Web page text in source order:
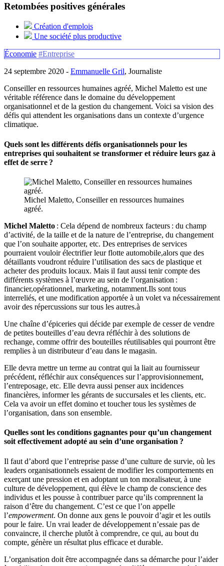
Retombées positives générales
Création d'emplois
Une société plus productive
Économie #Entreprise
24 septembre 2020 - Emmanuelle Gril, Journaliste
Conseiller en ressources humaines agréé, Michel Maletto est une
véritable référence dans le domaine du développement
organisationnel et de la gestion du changement. Voici sa vision des
défis qui attendent les organisations dans un contexte d’urgence
climatique.​
Quels sont les différents défis organisationnels pour les
entreprises qui souhaitent se transformer et réduire leurs gaz à
effet de serre ?
Michel Maletto, Conseiller en ressources humaines
agréé.
Michel Maletto : Cela dépend de nombreux facteurs : du champ
d’activité, de la taille et de la nature de l’entreprise, du changement
que l’on souhaite apporter, etc. Des entreprises de services
pourraient vouloir électrifier leur flotte automobile,alors que des
détaillants voudront réduire l’utilisation des sacs de plastique et
acheter des produits locaux. Mais il faut aussi tenir compte des
différents systèmes à l’œuvre au sein de l’organisation :
financier,opérationnel, marketing, notamment.Ils sont tous
interreliés, et une modification apportée à un volet va nécessairement
avoir des répercussions sur tous les autres.à
Une chaîne d’épiceries qui décide par exemple de cesser de vendre
de petites bouteilles d’eau devra réfléchir à des solutions de
rechange, comme offrir des bouteilles réutilisables qui pourront être
remplies à un distributeur d’eau dans le magasin.
Elle devra mettre un terme au contrat qui la liait au fournisseur
précédent, réfléchir aux conséquences sur l’approvisionnement,
l’entreposage, etc. Elle devra aussi penser aux incidences
financières, informer les gérants de succursales et les clients, etc.
Cela va avoir un effet domino et toucher tous les systèmes de
l’organisation, dans son ensemble.
Quelles sont les conditions gagnantes pour qu’un changement
soit effectivement adopté au sein d’une organisation ?
Il faut d’abord que l’entreprise passe d’une culture de survie, où les
leaders organisationnels essaient de modifier les comportements en
exerçant une pression et en adoptant un ton moralisateur, à une
culture de développement, qui élève le champ de conscience des
individus et les pousse à contribuer parce qu’ils comprennent la
raison d’être du changement. C’est ce que l’on appelle
l’empowerment. On donne aux gens le pouvoir d’agir et les outils
pour le faire. Un vrai leader de développement n’essaie pas de
convaincre, il cherche plutôt à comprendre, ce qui, au bout du
compte, génère un résultat plus efficace et durable.
L’organisation doit être accompagnée dans sa démarche pour l’aider